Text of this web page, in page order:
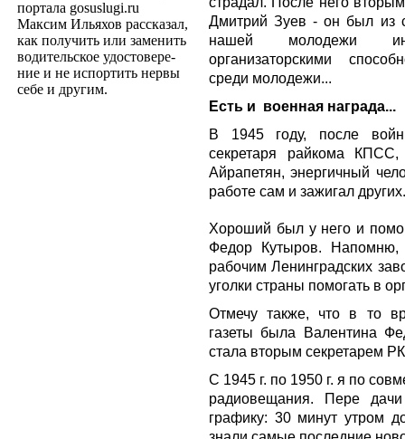
портала gosuslugi.ru
Максим Ильяхов рассказал,
как получить или заменить
водительское удостовере­
ние и не испортить нервы
себе и другим.
Дмитрий Зуев - он был из
нашей молодежи
организаторскими
среди молодежи...
Есть и военная награда...
В 1945 году, после
секретаря райкома
Айрапетян, энергичный
работе сам и зажигал других.
Хороший был у него и
Федор Кутыров.
рабочим Ленинградских
уголки страны помогать в
Отмечу также, что в то
газеты была Валентина
стала вторым секретарем
С 1945 г. по 1950 г. я по
радиовещания. Пере
графику: 30 минут утром